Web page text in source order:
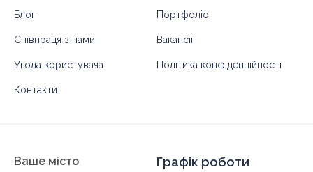
Блог Портфоліо
Співпраця з нами Вакансії
Угода користувача Політика конфіденційності
Контакти
Ваше місто Графік роботи